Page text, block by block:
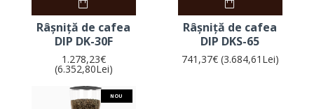
Râșniță de cafea
DIP DK-30F
1.278,23€
(6.352,80Lei)
Râșniță de cafea
DIP DKS-65
741,37€ (3.684,61Lei)
NOU